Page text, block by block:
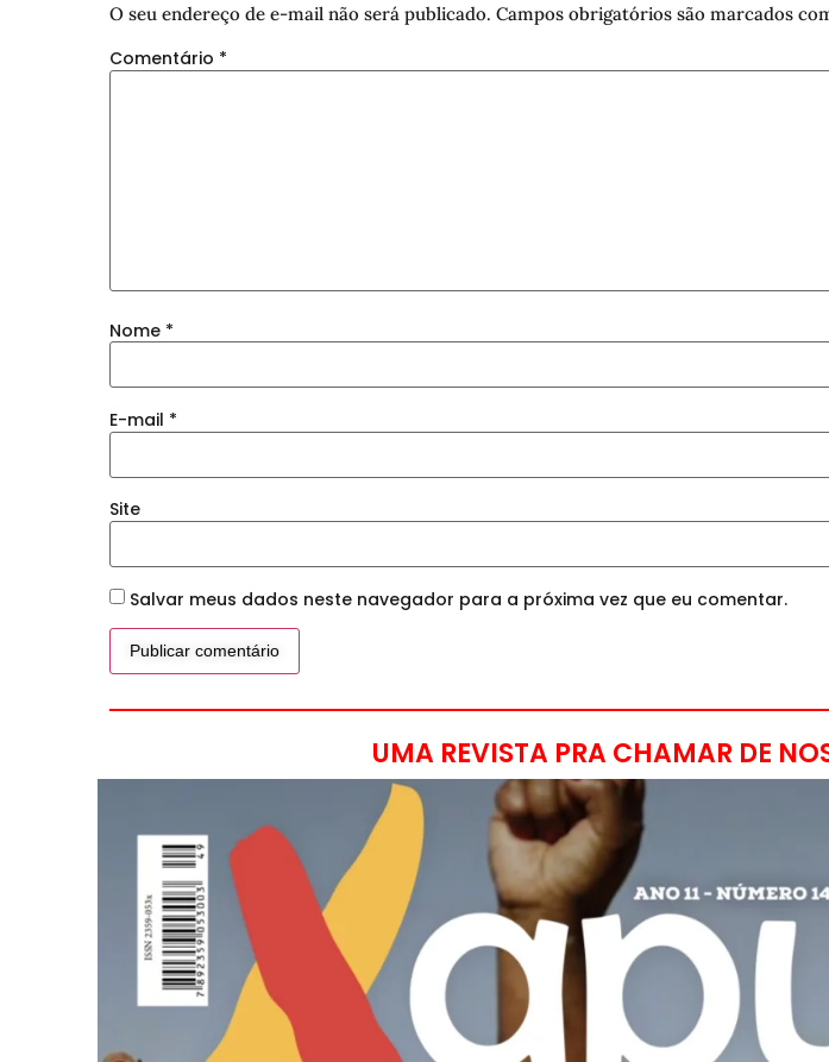
O seu endereço de e-mail não será publicado. Campos obrigatórios são marcados
Comentário *
Nome *
E-mail *
Site
Salvar meus dados neste navegador para a próxima vez que eu comentar.
UMA REVISTA PRA CHAMAR DE